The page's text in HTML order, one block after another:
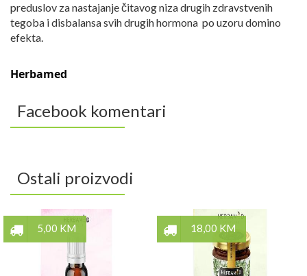
preduslov za nastajanje čitavog niza drugih zdravstvenih
tegoba i disbalansa svih drugih hormona po uzoru domino
efekta.
Herbamed
Facebook komentari
Ostali proizvodi
5,00 KM 18,00 KM